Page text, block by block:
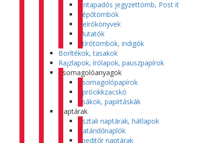
Öntapadós jegyzettömb, Post it
Tépőtömbök
Beírókönyvek
Mutatók
Átírótömbök, indigók
Borítékok, tasakok
Rajzlapok, írólapok, pauszpapírok
Csomagolóanyagok
Csomagolópapírok
Aprócikkzacskó
Zsákok, papírtáskák
Naptárak
Asztali naptárak, hátlapok
Határidőnaplók
Speditőr naptárak